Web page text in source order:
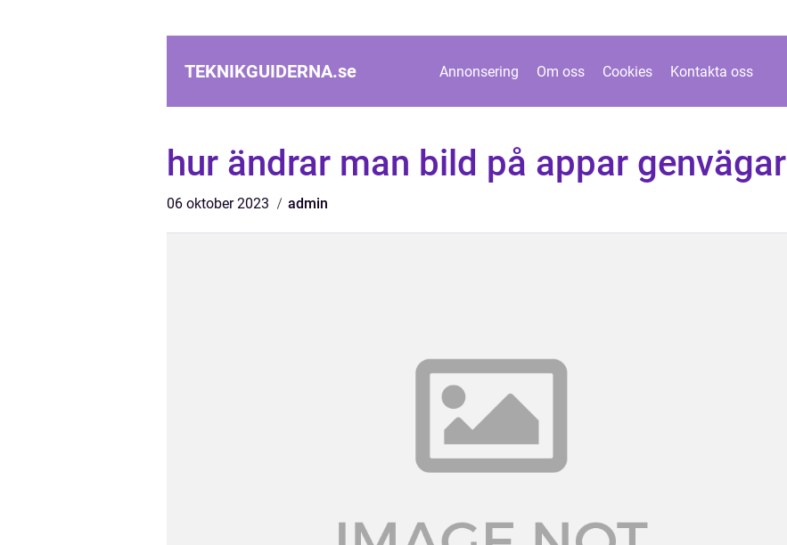
TEKNIKGUIDERNA.se Annonsering Om oss Cookies Kontakta oss
hur ändrar man bild på appar genvägar
06 oktober 2023 admin